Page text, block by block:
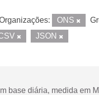
ONS
JSON
base diária, medida em